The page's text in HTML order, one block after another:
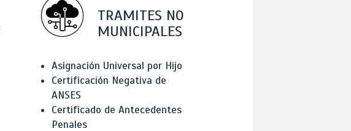
TRAMITES NO
MUNICIPALES
Asignación Universal por Hijo
Certificación Negativa de
ANSES
Certificado de Antecedentes
Penales